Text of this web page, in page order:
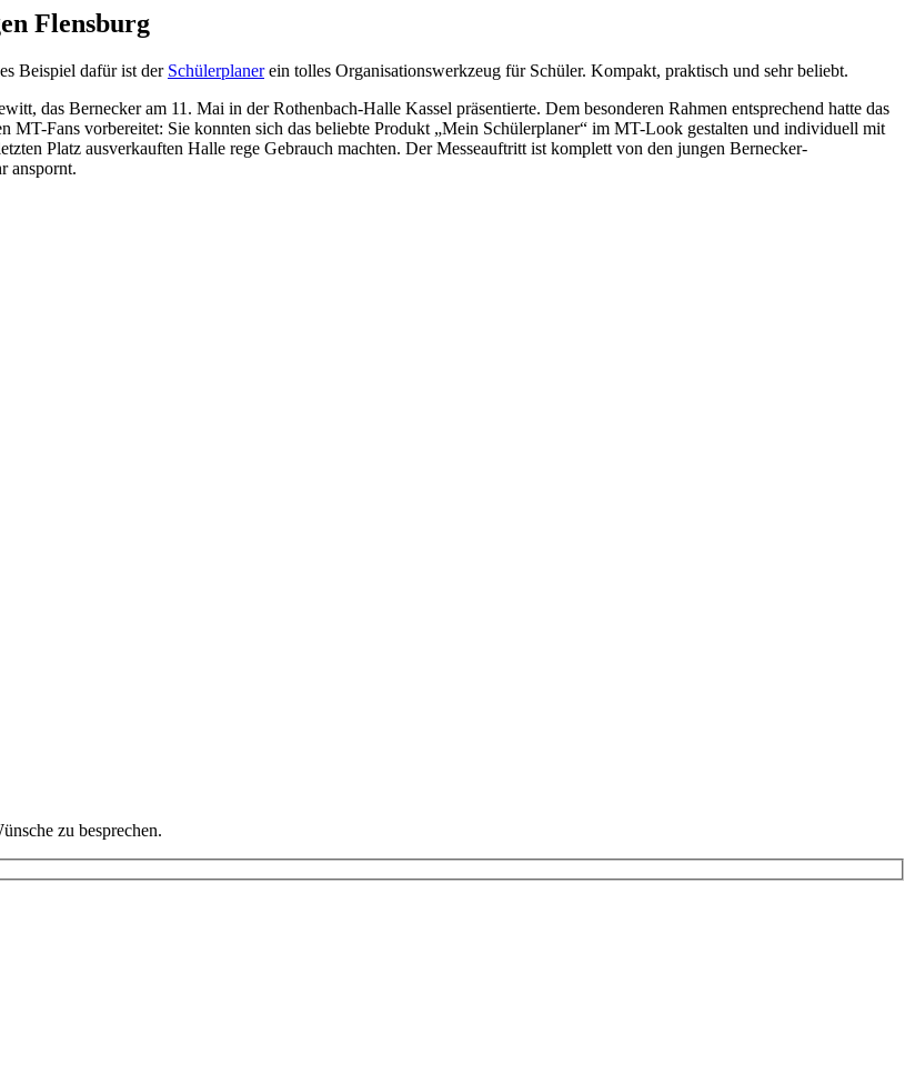
Flensburg
Beispiel dafür ist der Schülerplanerein tolles Organisationswerkzeug für Schüler. Kompakt, praktisch und sehr beliebt.
das Bernecker am 11. Mai in der Rothenbach-Halle Kassel präsentierte. Dem besonderen Rahmen entsprechend hatte das
Fans vorbereitet: Sie konnten sich das beliebte Produkt „Mein Schülerplaner“ im MT-Look gestalten und individuell mit
Platz ausverkauften Halle rege Gebrauch machten. Der Messeauftritt ist komplett von den jungen Bernecker-
anspornt.
zu besprechen.